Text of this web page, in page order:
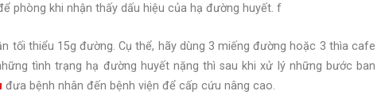
phòng khi nhận thấy dấu hiệu của hạ đường huyết. f
tối thiểu 15g đường. Cụ thể, hãy dùng 3 miếng đường hoặc 3 thìa cafe
tình trạng hạ đường huyết nặng thì sau khi xử lý những bước ban
đưa bệnh nhân đến bệnh viện để cấp cứu nâng cao.